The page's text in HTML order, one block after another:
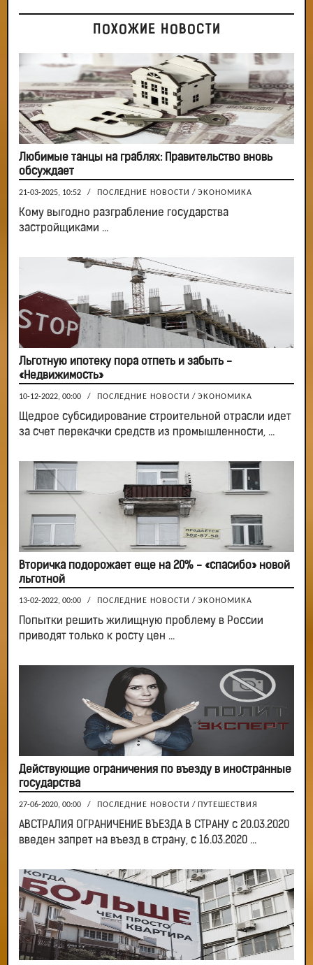
ПОХОЖИЕ НОВОСТИ
Любимые танцы на граблях: Правительство вновь
обсуждает
21-03-2025, 10:52 / ПОСЛЕДНИЕ НОВОСТИ / ЭКОНОМИКА
Кому выгодно разграбление государства
застройщиками ...
Льготную ипотеку пора отпеть и забыть -
«Недвижимость»
10-12-2022, 00:00 / ПОСЛЕДНИЕ НОВОСТИ / ЭКОНОМИКА
Щедрое субсидирование строительной отрасли идет
за счет перекачки средств из промышленности, ...
Вторичка подорожает еще на 20% - «спасибо» новой
льготной
13-02-2022, 00:00 / ПОСЛЕДНИЕ НОВОСТИ / ЭКОНОМИКА
Попытки решить жилищную проблему в России
приводят только к росту цен ...
Действующие ограничения по въезду в иностранные
государства
27-06-2020, 00:00 / ПОСЛЕДНИЕ НОВОСТИ / ПУТЕШЕСТВИЯ
АВСТРАЛИЯ ОГРАНИЧЕНИЕ ВЪЕЗДА В СТРАНУ с 20.03.2020
введен запрет на въезд в страну, с 16.03.2020 ...